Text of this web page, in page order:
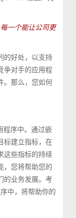
一个能让公司更
的好处，以支持
争对手的应用程
。那么，您如何
程序中。通过嵌
标建立指标，在
这些指标的持续
，您将帮助您的
的业务发展。考
中，将帮助你的